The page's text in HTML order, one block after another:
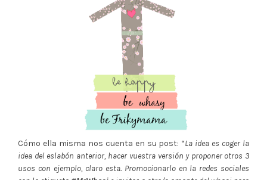
Cómo ella misma nos cuenta en su post: “La idea es coger la
idea del eslabón anterior, hacer vuestra versión y proponer otros 3
usos con ejemplo, claro esta. Promocionarlo en la redes sociales